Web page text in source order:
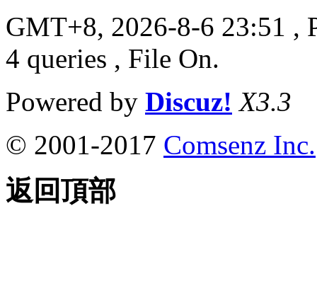
GMT+8, 2026-8-6 23:51 ,
4 queries , File On.
Powered by Discuz! X3.3
© 2001-2017 Comsenz Inc.
返回頂部